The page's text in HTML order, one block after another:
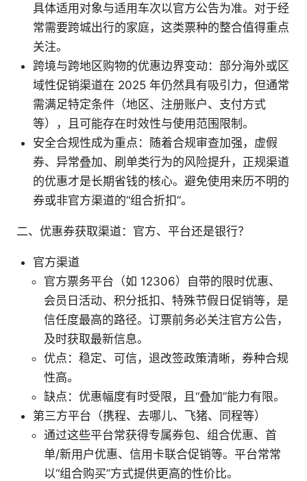
具体适用对象与适用车次以官方公告为准。对于经
常需要跨城出行的家庭，这类票种的整合值得重点
关注。
跨境与跨地区购物的优惠边界变动：部分海外或区
域性促销渠道在 2025 年仍然具有吸引力，但通常
需满足特定条件（地区、注册账户、支付方式
等），且可能存在时效性与使用范围限制。
安全合规性成为重点：随着合规审查加强，虚假
券、异常叠加、刷单类行为的风险提升，正规渠道
的优惠才是长期省钱的核心。避免使用来历不明的
券或非官方渠道的“组合折扣”。
二、优惠券获取渠道：官方、平台还是银行？
官方渠道
官方票务平台（如 12306）自带的限时优惠、
会员日活动、积分抵扣、特殊节假日促销等，是
信任度最高的路径。订票前务必关注官方公告，
及时获取最新信息。
优点：稳定、可信，退改签政策清晰，券种合规
性高。
缺点：优惠幅度有时受限，且“叠加”能力有限。
第三方平台（携程、去哪儿、飞猪、同程等）
通过这些平台常获得专属券包、组合优惠、首
单/新用户优惠、信用卡联合促销等。平台常常
以“组合购买”方式提供更高的性价比。